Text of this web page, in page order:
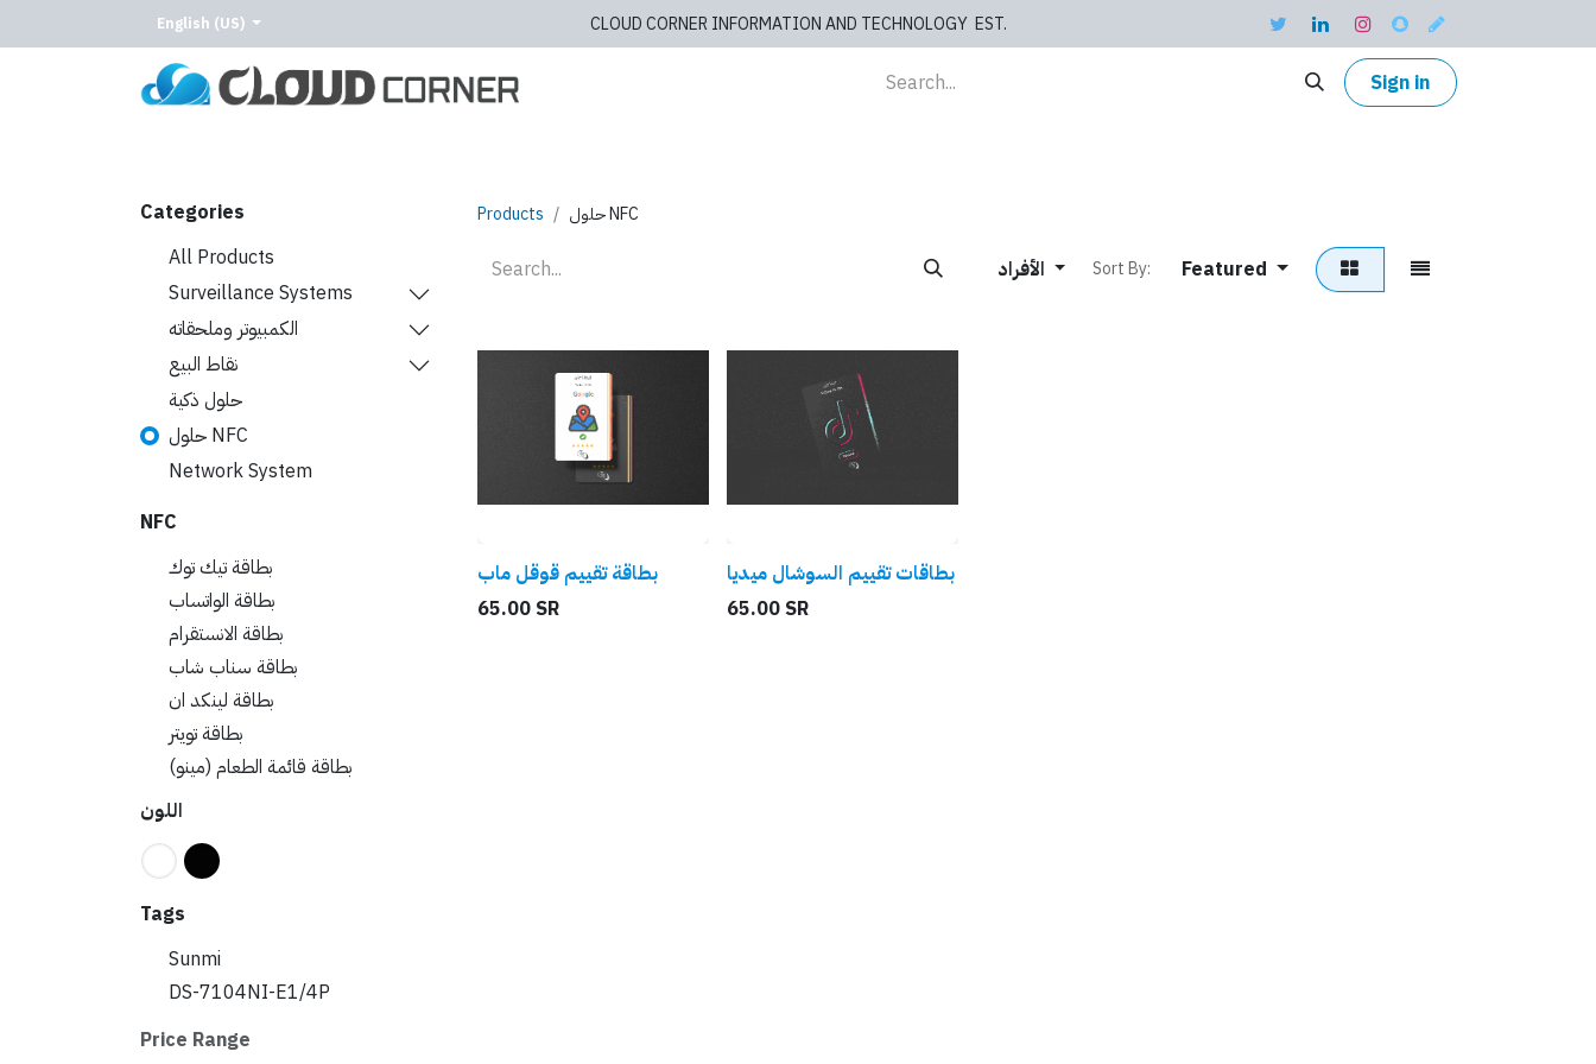
English (US) CLOUD CORNER INFORMATION AND TECHNOLOGY EST.
Sign in
Categories
All Products
Surveillance Systems
الكمبيوتر وملحقاته
نقاط البيع
حلول ذكية
حلول NFC
Network System
NFC
بطاقة تيك توك
بطاقة الواتساب
بطاقة الانستقرام
بطاقة سناب شاب
بطاقة لينكد ان
بطاقة تويتر
بطاقة قائمة الطعام (مينو)
اللون
Tags
Sunmi
DS-7104NI-E1/4P
Price Range
Products حلول NFC
Sort By: Featured
بطاقة تقييم قوقل ماب
65.00 SR
بطاقات تقييم السوشال ميديا
65.00 SR